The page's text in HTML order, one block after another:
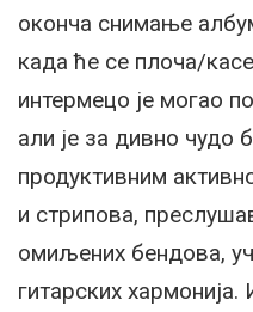
оконча снимање
када ће се плоча/
интермецо је могао
али је за дивно чудо
продуктивним
и стрипова,
омиљених бендова,
гитарских хармонија.